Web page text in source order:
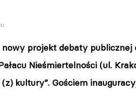
projekt debaty
Nieśmiertelności (ul.
kultury”. Gościem